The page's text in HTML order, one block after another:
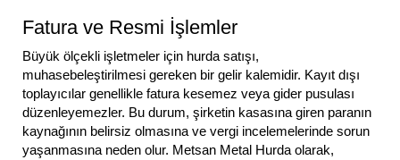
Fatura ve Resmi İşlemler
Büyük ölçekli işletmeler için hurda satışı,
muhasebeleştirilmesi gereken bir gelir kalemidir. Kayıt dışı
toplayıcılar genellikle fatura kesemez veya gider pusulası
düzenleyemezler. Bu durum, şirketin kasasına giren paranın
kaynağının belirsiz olmasına ve vergi incelemelerinde sorun
yaşanmasına neden olur. Metsan Metal Hurda olarak,